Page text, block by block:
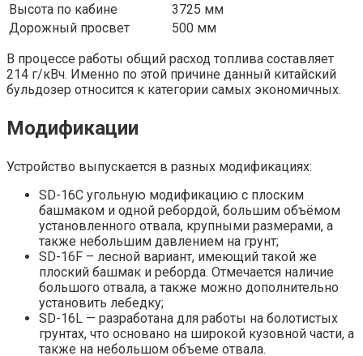
Высота по кабине
3725 мм
Дорожный просвет
500 мм
В процессе работы общий расход топлива составляет
214 г/кВч. Именно по этой причине данный китайский
бульдозер относится к категории самых экономичных.
Модификации
Устройство выпускается в разных модификациях:
SD-16C угольную модификацию с плоским
башмаком и одной ребордой, большим объёмом
установленного отвала, крупными размерами, а
также небольшим давлением на грунт;
SD-16F – лесной вариант, имеющий такой же
плоский башмак и реборда. Отмечается наличие
большого отвала, а также можно дополнительно
установить лебедку;
SD-16L — разработана для работы на болотистых
грунтах, что основано на широкой кузовной части, а
также на небольшом объеме отвала.